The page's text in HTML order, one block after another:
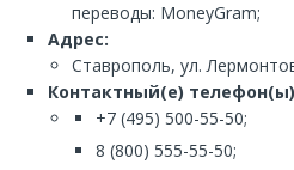
переводы: MoneyGram;
Адрес:
Ставрополь, ул.
Контактный(е)
+7 (495) 500-55-50;
8 (800) 555-55-50;